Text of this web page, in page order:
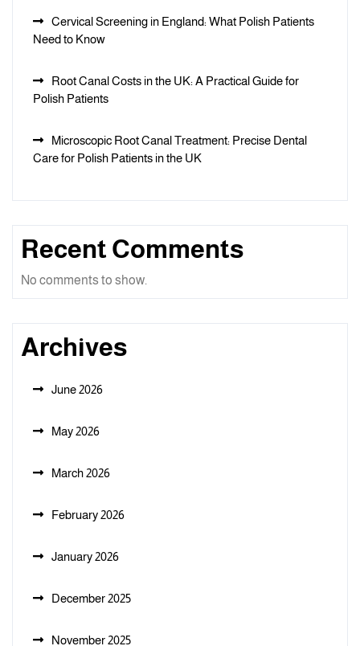
Cervical Screening in England: What Polish Patients
Need to Know
Root Canal Costs in the UK: A Practical Guide for
Polish Patients
Microscopic Root Canal Treatment: Precise Dental
Care for Polish Patients in the UK
Recent Comments
No comments to show.
Archives
June 2026
May 2026
March 2026
February 2026
January 2026
December 2025
November 2025